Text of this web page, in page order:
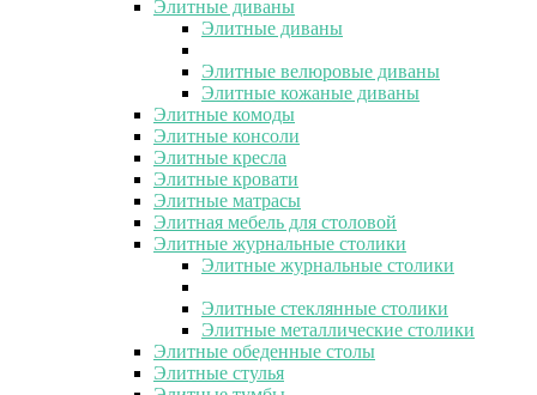
Элитные диваны
Элитные диваны
Элитные велюровые диваны
Элитные кожаные диваны
Элитные комоды
Элитные консоли
Элитные кресла
Элитные кровати
Элитные матрасы
Элитная мебель для столовой
Элитные журнальные столики
Элитные журнальные столики
Элитные стеклянные столики
Элитные металлические столики
Элитные обеденные столы
Элитные стулья